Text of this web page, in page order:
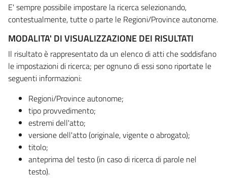
E' sempre possibile impostare la ricerca selezionando,
contestualmente, tutte o parte le Regioni/Province autonome.
MODALITA' DI VISUALIZZAZIONE DEI RISULTATI
Il risultato è rappresentato da un elenco di atti che soddisfano
le impostazioni di ricerca; per ognuno di essi sono riportate le
seguenti informazioni:
Regioni/Province autonome;
tipo provvedimento;
estremi dell'atto;
versione dell'atto (originale, vigente o abrogato);
titolo;
anteprima del testo (in caso di ricerca di parole nel
testo).